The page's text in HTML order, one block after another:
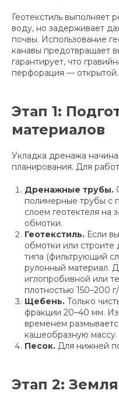
Геотекстиль выполняет
воду, но задерживает
почвы. Использование
канавы предотвращает
гарантирует, что
перфорация — открытой.
Этап 1:
материалов
Укладка дренажа
планирования. Для
Дренажные трубы.
полимерные трубы с
слоем геотектеля на
обмотки.
Геотекстиль. Если
обмотки или строите
типа (фильтрующий
рулонный материал.
иглопробивной или
плотностью 150–200
Щебень. Только
фракции 20–40 мм.
временем
кашеобразную массу.
Песок. Для нижней
Этап 2: